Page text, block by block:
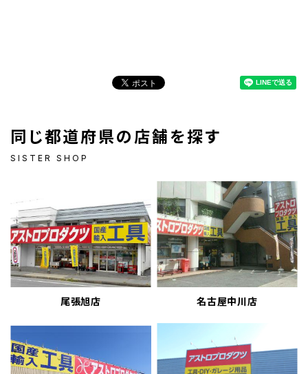
同じ都道府県の店舗を探す
SISTER SHOP
尾張旭店 名古屋中川店